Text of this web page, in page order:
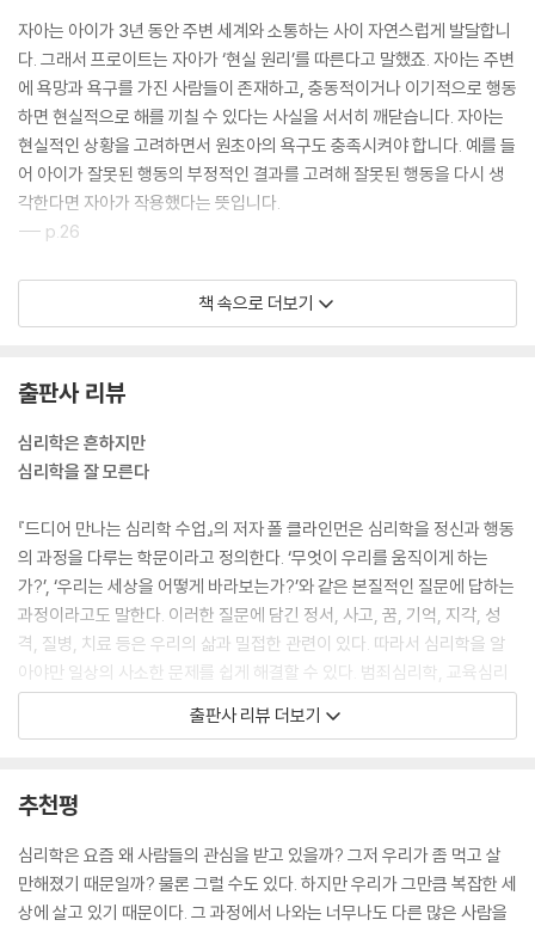
자아는 아이가 3년 동안 주변 세계와 소통하는 사이 자연스럽게 발달합니
다. 그래서 프로이트는 자아가 ‘현실 원리’를 따른다고 말했죠. 자아는 주변
에 욕망과 욕구를 가진 사람들이 존재하고, 충동적이거나 이기적으로 행동
하면 현실적으로 해를 끼칠 수 있다는 사실을 서서히 깨닫습니다. 자아는
현실적인 상황을 고려하면서 원초아의 욕구도 충족시켜야 합니다. 예를 들
어 아이가 잘못된 행동의 부정적인 결과를 고려해 잘못된 행동을 다시 생
각한다면 자아가 작용했다는 뜻입니다.
--- p.26
프롬은 개인이 자유로우려면 외부의 권위로부터 자유로워야 한다는 보편
적인 믿음에는 동의하면서도, 인간의 내면에는 자유를 제한하고 억제하는
적인 상태이자 어떤 목적이나 의미를 느끼기 위해 자기 외에는 누구에게도
의존하지 않는 상태를 가리킵니다. 따라서 자유로우면 고립감과 두려움,
소외감, 공허함에 빠질 수 있고, 심한 경우에는 진정한 자유의 형태가 정신
--- p.73
인지심리학은 인간이 정보를 습득하고 처리하고 저장하는 방식에 초점을
맞춘 심리학의 한 분야입니다. 1950년대 이전에는 행동주의가 지배적인
학파였지만, 이후 20년 동안 심리학은 관찰 가능한 행동을 연구하는 방식
에서 내면의 정신 과정을 연구하는 방식으로 변화했습니다. 주의력과 기
억, 문제 해결, 지각, 지능, 의사 결정 및 언어 처리와 같은 주제에 초점을
맞추기 시작했죠. 인지심리학은 정신분석가의 주관적 인식에 의존하는 것
이 아니라, 과학적 연구 방법을 통해 정신의 과정을 알아본다는 점에서 정
--- p.85
합의성 착각 효과는 나의 의견이나 신념이 모든 사람의 공통된 의견과 신
념이라고 믿는 현상입니다. 마찬가지로 고유성 착각 효과는 자신의 능력과
좋은 특성이 알고 보면 얼마나 흔한지를 과소평가하는 현상입니다. 합의성
책 속으로 더보기
출판사 리뷰
심리학은 흔하지만
심리학을 잘 모른다
『드디어 만나는 심리학 수업』의 저자 폴 클라인먼은 심리학을 정신과 행동
의 과정을 다루는 학문이라고 정의한다. ‘무엇이 우리를 움직이게 하는
가?’, ‘우리는 세상을 어떻게 바라보는가?’와 같은 본질적인 질문에 답하는
과정이라고도 말한다. 이러한 질문에 담긴 정서, 사고, 꿈, 기억, 지각, 성
격, 질병, 치료 등은 우리의 삶과 밀접한 관련이 있다. 따라서 심리학을 알
아야만 일상의 사소한 문제를 쉽게 해결할 수 있다. 범죄심리학, 교육심리
학, 상담심리학, 산업심리학 등 최근 들어 수많은 종류의 심리학이 유행하
거나 활용되고 있다. 소비심리, 투자심리, 아동심리 등 ‘심리’라는 단어 자
을 찾아보려고 한다. 우리는 이미 다양한 심리학과 함께 살아가고 있고, 이
제는 일상적으로도 학문적으로도 심리학 공부가 필수인 시대가 되었다. 그
래서인지 최근 책, 강연, TV, 유튜브 등 여러 미디어에서 심리학 지식이 쏟
아지고 있다. 하지만 그때그때 드문드문 소개될 뿐 심리학을 제대로 공부
출판사 리뷰 더보기
추천평
심리학은 요즘 왜 사람들의 관심을 받고 있을까? 그저 우리가 좀 먹고 살
만해졌기 때문일까? 물론 그럴 수도 있다. 하지만 우리가 그만큼 복잡한 세
상에 살고 있기 때문이다. 그 과정에서 나와는 너무나도 다른 많은 사람을